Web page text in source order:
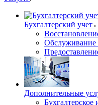
Бухгалтерский учет
Обслуживание
Дополнительные
Бухгалтерское